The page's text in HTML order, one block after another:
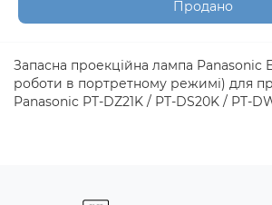
Продано
Запасна проекційна лампа Panasonic
роботи в портретному режимі) для
Panasonic PT-DZ21K / PT-DS20K / PT-